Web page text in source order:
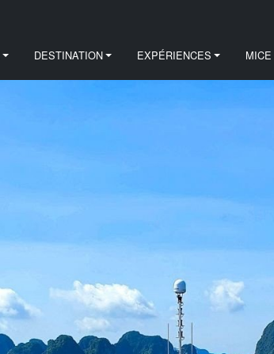
DESTINATION EXPÉRIENCES